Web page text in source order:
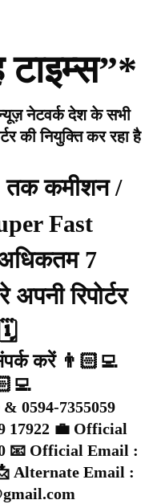
टाइम्स”*
नेटवर्क देश के सभी
की नियुक्ति कर रहा है
तक कमीशन /
Fast
7
रिपोर्टर
करें 👨🏻‍💻
0594-7355059
17922 💼 Official
📧 Official Email :
Alternate Email :